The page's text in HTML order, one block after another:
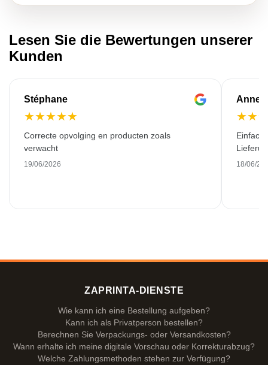
Lesen Sie die Bewertungen unserer
Kunden
Stéphane
★★★★★
Correcte opvolging en producten zoals
verwacht
19/06/2026
Anne-
★★
18/06/
ZAPRINTA-DIENSTE
Wie kann ich eine Bestellung aufgeben?
Kann ich als Privatperson bestellen?
Berechnen Sie Verpackungs- oder Versandkosten?
Wann erhalte ich meine digitale Vorschau oder Korrekturabzug?
Welche Zahlungsmethoden stehen zur Verfügung?